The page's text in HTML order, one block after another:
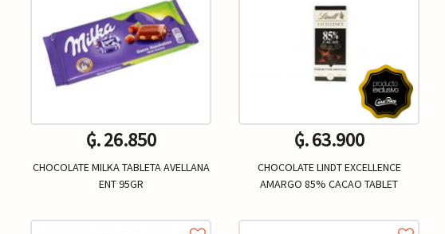
₲. 26.850
CHOCOLATE MILKA TABLETA AVELLANA
ENT 95GR
₲. 63.900
CHOCOLATE LINDT EXCELLENCE
AMARGO 85% CACAO TABLET